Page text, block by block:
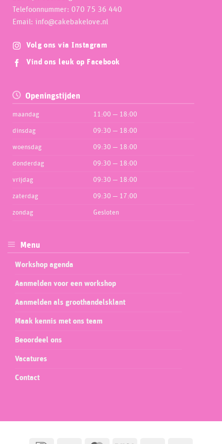
Telefoonnummer: 070 75 36 440
Email: info@cakebakelove.nl
Volg ons via Instagram
Vind ons leuk op Facebook
Openingstijden
maandag 11:00 — 18:00
dinsdag 09:30 — 18:00
woensdag 09:30 — 18:00
donderdag 09:30 — 18:00
vrijdag 09:30 — 18:00
zaterdag 09:30 — 17:00
zondag Gesloten
Menu
Workshop agenda
Aanmelden voor een workshop
Aanmelden als groothandelsklant
Maak kennis met ons team
Beoordeel ons
Vacatures
Contact